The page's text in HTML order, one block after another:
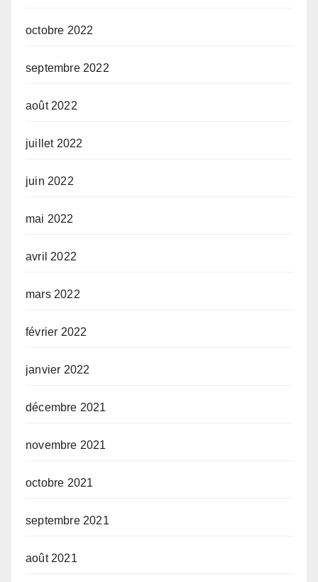
octobre 2022
septembre 2022
août 2022
juillet 2022
juin 2022
mai 2022
avril 2022
mars 2022
février 2022
janvier 2022
décembre 2021
novembre 2021
octobre 2021
septembre 2021
août 2021